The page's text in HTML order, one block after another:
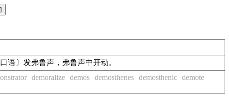
语〕发弗鲁声，弗鲁声中开动。
demoralize demos demosthenes demosthenic demote